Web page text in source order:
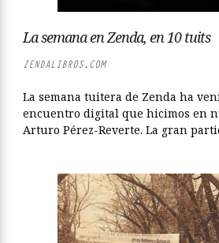
La semana en Zenda, en 10 tuits
ZENDALIBROS.COM
La semana tuitera de Zenda ha
encuentro digital que hicimos en
Arturo Pérez-Reverte. La gran